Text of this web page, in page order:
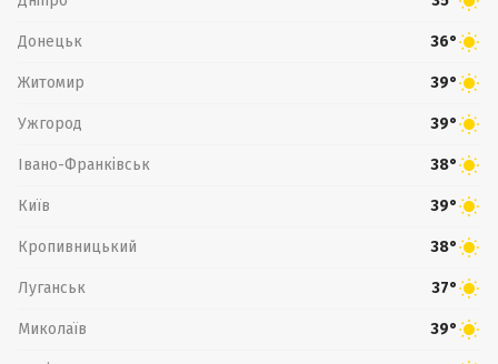
Донецьк 36°
Житомир 39°
Ужгород 39°
Івано-Франківськ 38°
Київ 39°
Кропивницький 38°
Луганськ 37°
Миколаїв 39°